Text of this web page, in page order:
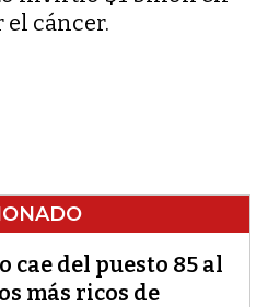
el cáncer.
del puesto 85 al
más ricos de